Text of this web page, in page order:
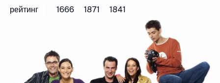
рейтинг 1666 1871 1841